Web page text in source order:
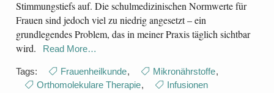
Stimmungstiefs auf. Die schulmedizinischen Normwerte für
Frauen sind jedoch viel zu niedrig angesetzt – ein
grundlegendes Problem, das in meiner Praxis täglich sichtbar
wird.
Read More…
Tags: Frauenheilkunde, Mikronährstoffe,
Orthomolekulare Therapie, Infusionen